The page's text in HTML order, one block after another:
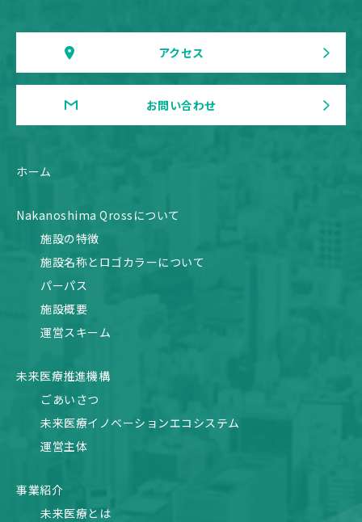
アクセス
お問い合わせ
ホーム
Nakanoshima Qrossについて
施設の特徴
施設名称とロゴカラーについて
パーパス
施設概要
運営スキーム
未来医療推進機構
ごあいさつ
未来医療イノベーションエコシステム
運営主体
事業紹介
未来医療とは